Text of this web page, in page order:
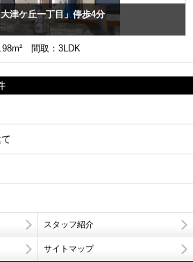
津ケ丘一丁目」停歩4分
間取：3LDK
スタッフ紹介
サイトマップ